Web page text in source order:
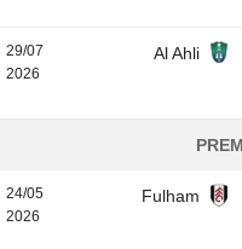
29/07
2026
Al Ahli
24/05
2026
Fulham